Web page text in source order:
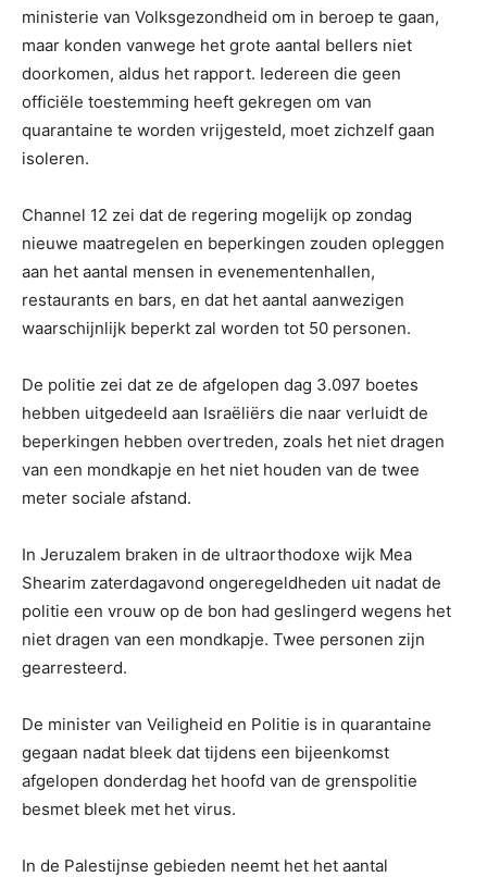
ministerie van Volksgezondheid om in beroep te gaan,
maar konden vanwege het grote aantal bellers niet
doorkomen, aldus het rapport. Iedereen die geen
officiële toestemming heeft gekregen om van
quarantaine te worden vrijgesteld, moet zichzelf gaan
isoleren.
Channel 12 zei dat de regering mogelijk op zondag
nieuwe maatregelen en beperkingen zouden opleggen
aan het aantal mensen in evenementenhallen,
restaurants en bars, en dat het aantal aanwezigen
waarschijnlijk beperkt zal worden tot 50 personen.
De politie zei dat ze de afgelopen dag 3.097 boetes
hebben uitgedeeld aan Israëliërs die naar verluidt de
beperkingen hebben overtreden, zoals het niet dragen
van een mondkapje en het niet houden van de twee
meter sociale afstand.
In Jeruzalem braken in de ultraorthodoxe wijk Mea
Shearim zaterdagavond ongeregeldheden uit nadat de
politie een vrouw op de bon had geslingerd wegens het
niet dragen van een mondkapje. Twee personen zijn
gearresteerd.
De minister van Veiligheid en Politie is in quarantaine
gegaan nadat bleek dat tijdens een bijeenkomst
afgelopen donderdag het hoofd van de grenspolitie
besmet bleek met het virus.
In de Palestijnse gebieden neemt het het aantal